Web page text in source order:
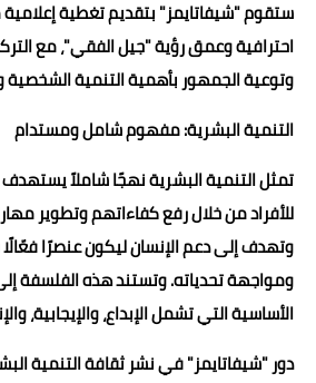
ستقوم "شيفاتايمز" بتقديم تغطية
احترافية وعمق رؤية "جيل الفقي"، مع
وتوعية الجمهور بأهمية التنمية الشخصية
التنمية البشرية: مفهوم شامل ومستدام
تمثل التنمية البشرية نهجًا شاملاً
للأفراد من خلال رفع كفاءاتهم وتطوير
وتهدف إلى دعم الإنسان ليكون عنصرًا
ومواجهة تحدياته. وتستند هذه الفلسفة
الأساسية التي تشمل الإبداع، والإيجابية،
دور "شيفاتايمز" في نشر ثقافة التنمية